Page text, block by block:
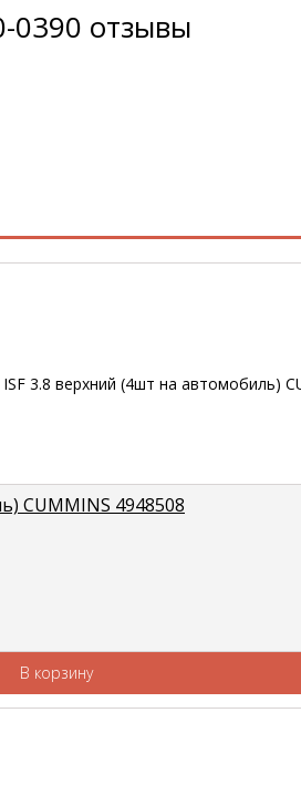
0390 отзывы
CUMMINS 4948508
В корзину